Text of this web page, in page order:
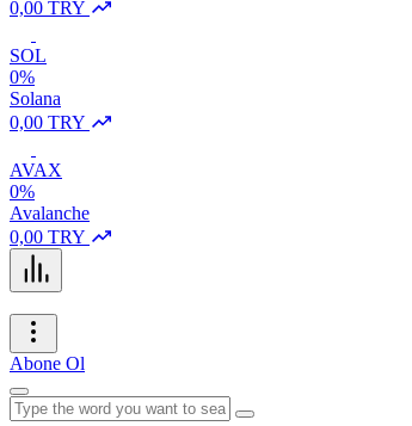
0,00 TRY
SOL
0%
Solana
0,00 TRY
AVAX
0%
Avalanche
0,00 TRY
Abone Ol